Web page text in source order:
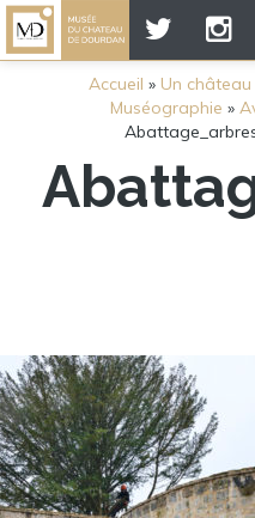
Accueil » Un
Muséographie »